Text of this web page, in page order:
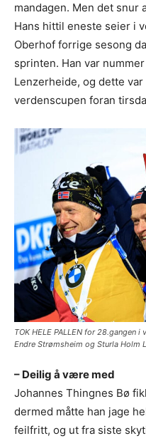
mandagen. Men det snur
Hans hittil eneste seier i
Oberhof forrige sesong
sprinten. Han var
Lenzerheide, og dette
verdenscupen foran
TOK HELE PALLEN for 28.gangen
Endre Strømsheim og Sturla Holm
– Deilig å være med
Johannes Thingnes Bø
dermed måtte han jage
feilfritt, og ut fra siste